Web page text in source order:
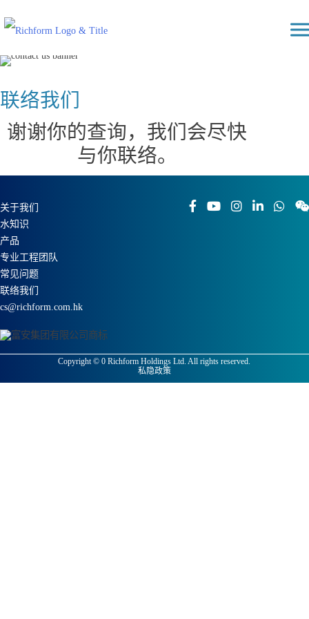
to
content
联络我们
谢谢你的查询，我们会尽快
与你联络。
关于我们
水知识
产品
专业工程团队
常见问题
联络我们
cs@richform.com.hk
Copyright ©0 Richform Holdings Ltd. All rights reserved.
私隐政策